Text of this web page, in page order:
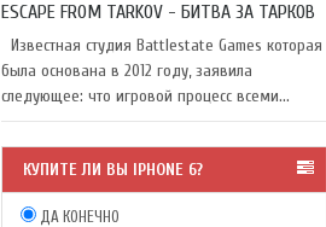
ESCAPE FROM TARKOV - БИТВА ЗА ТАРКОВ
Известная студия Battlestate Games которая
была основана в 2012 году, заявила
следующее: что игровой процесс всеми...
КУПИТЕ ЛИ ВЫ IPHONE 6?
ДА КОНЕЧНО